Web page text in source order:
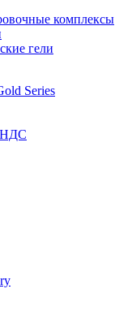
комплексы
гели
Series
НДС